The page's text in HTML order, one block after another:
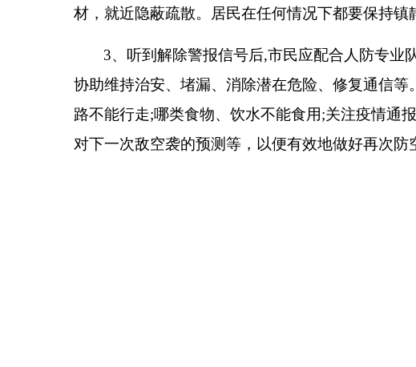
材，就近隐蔽疏散。居民在任何情况下都要保持镇
3、听到解除警报信号后,市民应配合人防专业
协助维持治安、堵漏、消除潜在危险、修复通信
路不能行走;哪类食物、饮水不能食用;关注疫情通
对下一次敌空袭的预测等，以便有效地做好再次防